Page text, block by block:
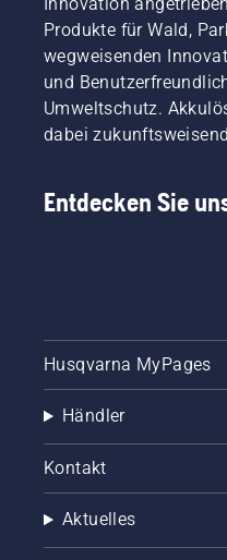
Produkte für Wald,
wegweisenden
und
Umweltschutz.
dabei
Entdecken Sie
Husqvarna MyPages
Händler
Kontakt
Aktuelles